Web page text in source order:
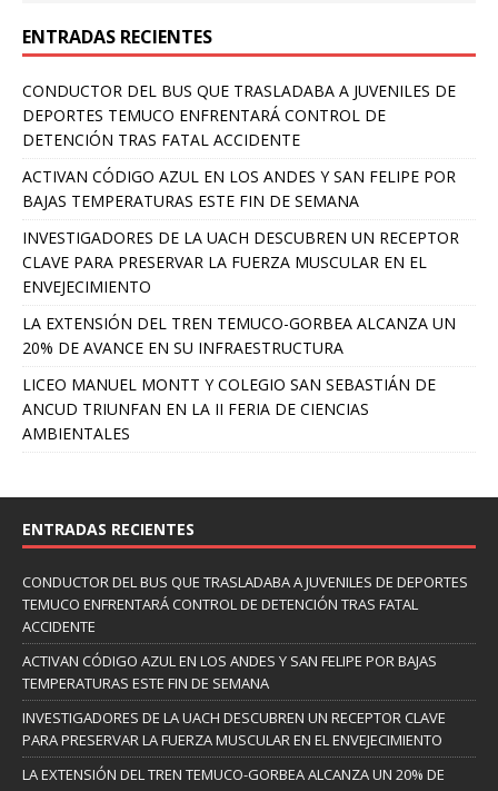
ENTRADAS RECIENTES
CONDUCTOR DEL BUS QUE TRASLADABA A JUVENILES DE
DEPORTES TEMUCO ENFRENTARÁ CONTROL DE
DETENCIÓN TRAS FATAL ACCIDENTE
ACTIVAN CÓDIGO AZUL EN LOS ANDES Y SAN FELIPE POR
BAJAS TEMPERATURAS ESTE FIN DE SEMANA
INVESTIGADORES DE LA UACH DESCUBREN UN RECEPTOR
CLAVE PARA PRESERVAR LA FUERZA MUSCULAR EN EL
ENVEJECIMIENTO
LA EXTENSIÓN DEL TREN TEMUCO-GORBEA ALCANZA UN
20% DE AVANCE EN SU INFRAESTRUCTURA
LICEO MANUEL MONTT Y COLEGIO SAN SEBASTIÁN DE
ANCUD TRIUNFAN EN LA II FERIA DE CIENCIAS
AMBIENTALES
ENTRADAS RECIENTES
CONDUCTOR DEL BUS QUE TRASLADABA A JUVENILES DE DEPORTES
TEMUCO ENFRENTARÁ CONTROL DE DETENCIÓN TRAS FATAL
ACCIDENTE
ACTIVAN CÓDIGO AZUL EN LOS ANDES Y SAN FELIPE POR BAJAS
TEMPERATURAS ESTE FIN DE SEMANA
INVESTIGADORES DE LA UACH DESCUBREN UN RECEPTOR CLAVE
PARA PRESERVAR LA FUERZA MUSCULAR EN EL ENVEJECIMIENTO
LA EXTENSIÓN DEL TREN TEMUCO-GORBEA ALCANZA UN 20% DE